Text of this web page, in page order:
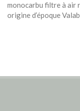
monocarbu filtre à air
origine d’époque